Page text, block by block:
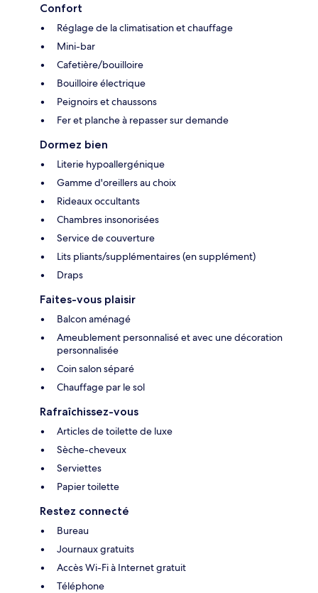
Confort
Réglage de la climatisation et chauffage
Mini-bar
Cafetière/bouilloire
Bouilloire électrique
Peignoirs et chaussons
Fer et planche à repasser sur demande
Dormez bien
Literie hypoallergénique
Gamme d'oreillers au choix
Rideaux occultants
Chambres insonorisées
Service de couverture
Lits pliants/supplémentaires (en supplément)
Draps
Faites-vous plaisir
Balcon aménagé
Ameublement personnalisé et avec une décoration
personnalisée
Coin salon séparé
Chauffage par le sol
Rafraîchissez-vous
Articles de toilette de luxe
Sèche-cheveux
Serviettes
Papier toilette
Restez connecté
Bureau
Journaux gratuits
Accès Wi-Fi à Internet gratuit
Téléphone